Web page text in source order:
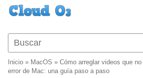
Inicio » MacOS » Cómo arreglar videos que
error de Mac: una guía paso a paso